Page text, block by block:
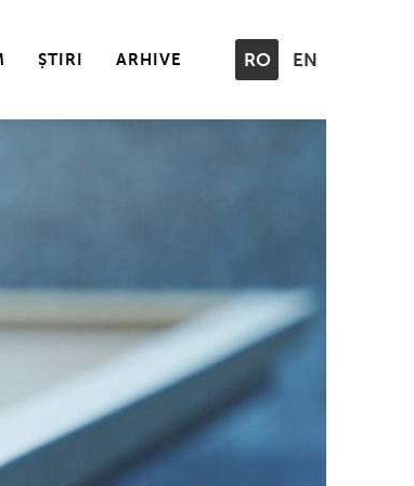
ȘTIRI ARHIVE RO EN